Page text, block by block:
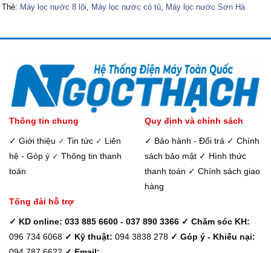
Thẻ: Máy lọc nước 8 lõi, Máy lọc nước có tủ, Máy lọc nước Sơn Hà
Thông tin chung
✓ Giới thiệu ✓ Tin tức ✓ Liên
hệ - Góp ý ✓ Thông tin thanh
toán
Quy định và chính sách
✓ Bảo hành - Đổi trả ✓ Chính
sách bảo mật ✓ Hình thức
thanh toán ✓ Chính sách giao
hàng
Tổng đài hỗ trợ
✓ KD online: 033 885 6600 - 037 890 3366 ✓ Chăm sóc KH:
096 734 6068 ✓ Kỹ thuật: 094 3838 278 ✓ Góp ý - Khiếu nại: